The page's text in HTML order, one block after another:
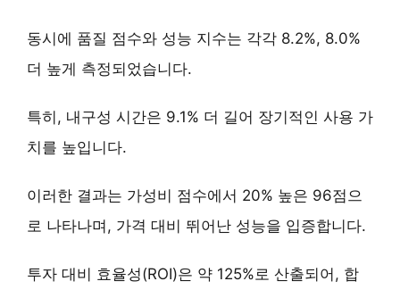
동시에 품질 점수와 성능 지수는 각각 8.2%, 8.0%
더 높게 측정되었습니다.
특히, 내구성 시간은 9.1% 더 길어 장기적인 사용 가
치를 높입니다.
이러한 결과는 가성비 점수에서 20% 높은 96점 으
로 나타나며, 가격 대비 뛰어난 성능을 입증합니다.
투자 대비 효율성(ROI)은 약 125%로 산출되어, 합